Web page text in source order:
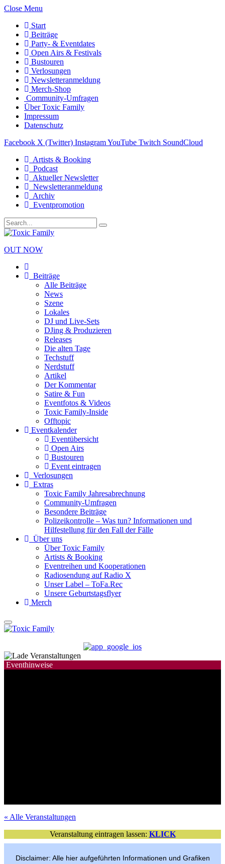
Close Menu
Start
Beiträge
Party- & Eventdates
Open Airs & Festivals
Bustouren
Verlosungen
Newsletteranmeldung
Merch-Shop
Community-Umfragen
Über Toxic Family
Impressum
Datenschutz
Facebook X (Twitter) InstagramYouTube Twitch SoundCloud
Artists & Booking
Podcast
Aktueller Newsletter
Newsletteranmeldung
Archiv
Eventpromotion
OUT NOW
Beiträge
Alle Beiträge
News
Szene
Lokales
DJ und Live-Sets
DJing & Produzieren
Releases
Die alten Tage
Techstuff
Nerdstuff
Artikel
Der Kommentar
Satire & Fun
Eventfotos & Videos
Toxic Family-Inside
Offtopic
Eventkalender
Eventübersicht
Open Airs
Bustouren
Event eintragen
Verlosungen
Extras
Toxic Family Jahresabrechnung
Community-Umfragen
Besondere Beiträge
Polizeikontrolle – Was tun? Informationen und
Hilfestellung für den Fall der Fälle
Über uns
Über Toxic Family
Artists & Booking
Eventreihen und Kooperationen
Radiosendung auf Radio X
Unser Label – ToFa.Rec
Unsere Geburtstagsflyer
Merch
Eventhinweise
« Alle Veranstaltungen
Veranstaltung eintragen lassen: KLICK
Disclaimer: Alle hier aufgeführten Informationen und Grafiken